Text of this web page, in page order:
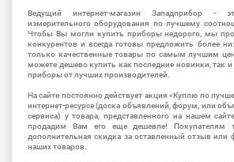
Ведущий интернет-магазин Западприбор -
измерительного оборудования по лучшему
Чтобы Вы могли купить приборы недорого, мы
конкурентов и всегда готовы предложить более
только качественные товары по самым лучшим
можете дешево купить как последние новинки, так
приборы от лучших производителей.
На сайте постоянно действует акция «Куплю по
интернет-ресурсе (доска объявлений, форум, или
сервиса) у товара, представленного на нашем
продадим Вам его еще дешевле! Покупателям
дополнительная скидка за оставленный отзыв или
наших товаров.